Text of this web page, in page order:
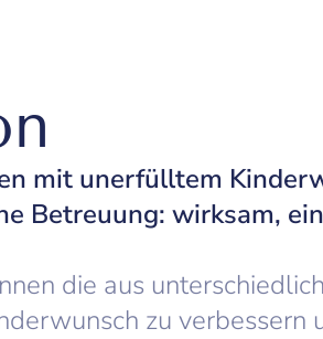
mit unerfülltem
Betreuung: wirksam,
die aus
zu